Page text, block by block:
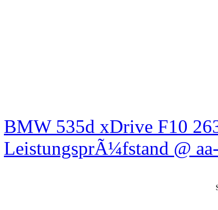
BMW 535d xDrive F10
LeistungsprÃ¼fstand @